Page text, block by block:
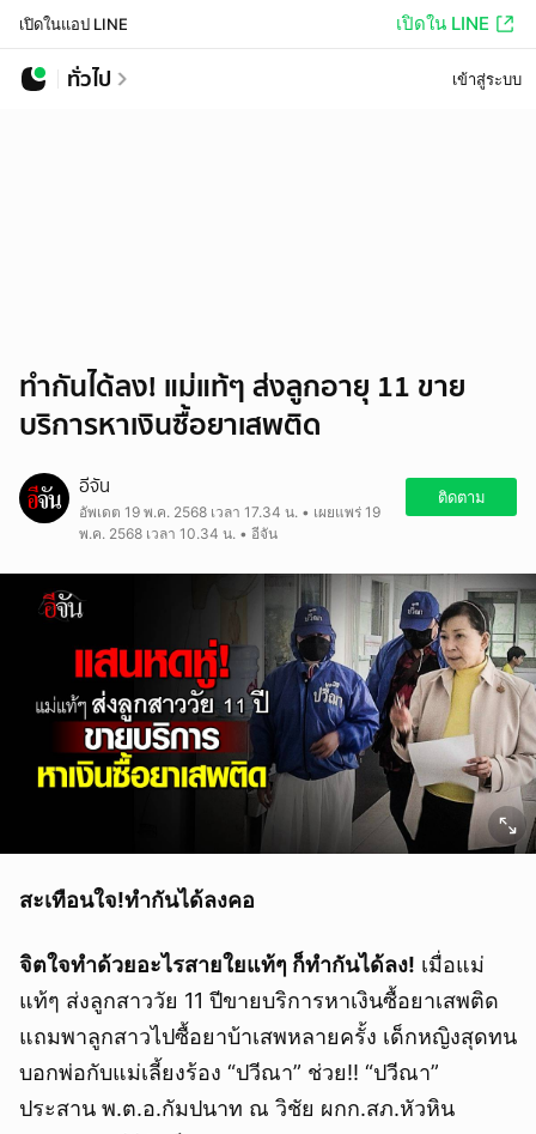
เปิดในแอป LINE เปิดใน LINE
ทั่วไป เข้าสู่ระบบ
ทำกันได้ลง! แม่แท้ๆ ส่งลูกอายุ 11 ขาย
บริการหาเงินซื้อยาเสพติด
อีจัน
อัพเดต 19 พ.ค. 2568 เวลา 17.34 น. • เผยแพร่ 19
พ.ค. 2568 เวลา 10.34 น. • อีจัน
ติดตาม
สะเทือนใจ!ทำกันได้ลงคอ
จิตใจทำด้วยอะไรสายใยแท้ๆ ก็ทำกันได้ลง! เมื่อแม่
แท้ๆ ส่งลูกสาววัย 11 ปีขายบริการหาเงินซื้อยาเสพติด
แถมพาลูกสาวไปซื้อยาบ้าเสพหลายครั้ง เด็กหญิงสุดทน
บอกพ่อกับแม่เลี้ยงร้อง “ปวีณา” ช่วย!! “ปวีณา”
ประสาน พ.ต.อ.กัมปนาท ณ วิชัย ผกก.สภ.หัวหิน